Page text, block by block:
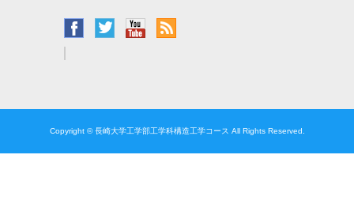
Copyright © 長崎大学工学部工学科構造工学コース All Rights Reserved.